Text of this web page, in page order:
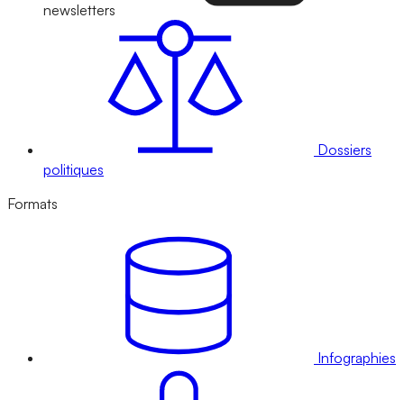
newsletters
Dossiers
politiques
Formats
Infographies